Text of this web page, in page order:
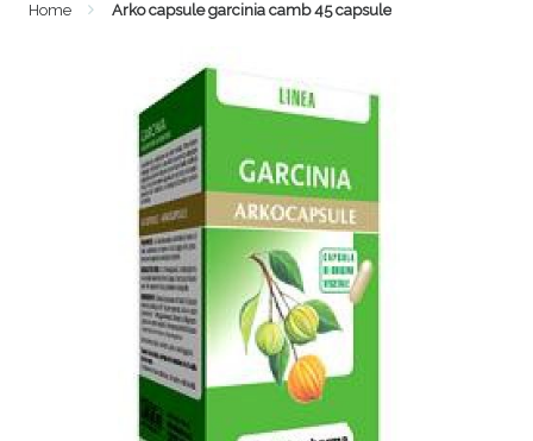
Home Arko capsule garcinia camb 45 capsule
Drenanti e Pancia Piatta: Sconti fino al 55% validi
solo per OGGI!